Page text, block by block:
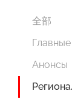
全部
Анонсы